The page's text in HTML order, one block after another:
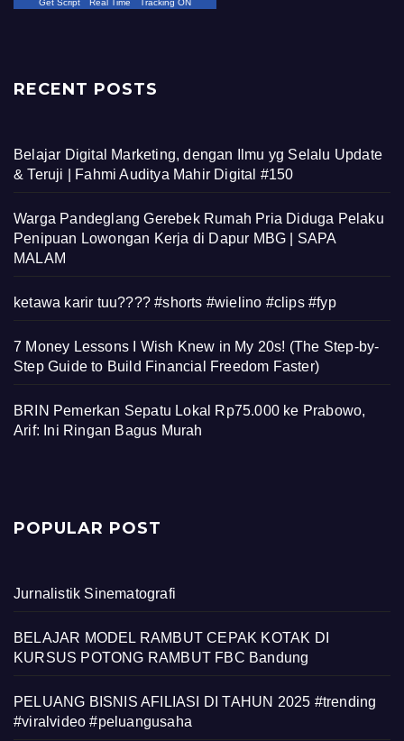
RECENT POSTS
Belajar Digital Marketing, dengan Ilmu yg Selalu Update
& Teruji | Fahmi Auditya Mahir Digital #150
Warga Pandeglang Gerebek Rumah Pria Diduga Pelaku
Penipuan Lowongan Kerja di Dapur MBG | SAPA
MALAM
ketawa karir tuu???? #shorts #wielino #clips #fyp
7 Money Lessons I Wish Knew in My 20s! (The Step-by-
Step Guide to Build Financial Freedom Faster)
BRIN Pemerkan Sepatu Lokal Rp75.000 ke Prabowo,
Arif: Ini Ringan Bagus Murah
POPULAR POST
Jurnalistik Sinematografi
BELAJAR MODEL RAMBUT CEPAK KOTAK DI
KURSUS POTONG RAMBUT FBC Bandung
PELUANG BISNIS AFILIASI DI TAHUN 2025 #trending
#viralvideo #peluangusaha